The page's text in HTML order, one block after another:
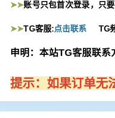
➤➤账号只包首次登录，只
➤➤TG客服:点击联系 TG
申明：本站TG客服联系
提示：如果订单无